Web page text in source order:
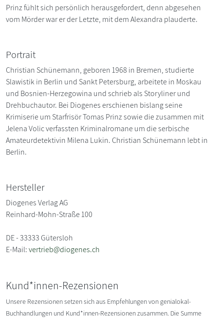
Prinz fühlt sich persönlich herausgefordert, denn abgesehen
vom Mörder war er der Letzte, mit dem Alexandra plauderte.
Portrait
Christian Schünemann, geboren 1968 in Bremen, studierte
Slawistik in Berlin und Sankt Petersburg, arbeitete in Moskau
und Bosnien-Herzegowina und schrieb als Storyliner und
Drehbuchautor. Bei Diogenes erschienen bislang seine
Krimiserie um Starfrisör Tomas Prinz sowie die zusammen mit
Jelena Volic verfassten Kriminalromane um die serbische
Amateurdetektivin Milena Lukin. Christian Schünemann lebt in
Berlin.
Hersteller
Diogenes Verlag AG
Reinhard-Mohn-Straße 100
DE - 33333 Gütersloh
E-Mail:vertrieb@diogenes.ch
Kund*innen-Rezensionen
Unsere Rezensionen setzen sich aus Empfehlungen von genialokal-
Buchhandlungen und Kund*innen-Rezensionen zusammen. Die Summe